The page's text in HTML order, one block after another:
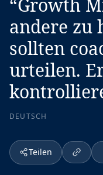
“Growth
andere zu
sollten
urteilen.
DEUTSCH
Teilen